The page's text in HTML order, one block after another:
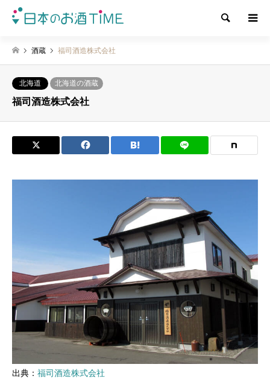
検索
酒蔵 福司酒造株式会社
北海道 北海道の酒蔵
福司酒造株式会社
出典： 福司酒造株式会社